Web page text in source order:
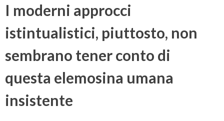
I moderni approcci
istintualistici, piuttosto, non
sembrano tener conto di
questa elemosina umana
insistente